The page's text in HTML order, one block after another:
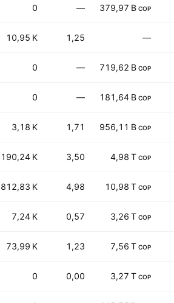
0 — 379,97 B COP
10,95 K 1,25 —
0 — 719,62 B COP
0 — 181,64 B COP
3,18 K 1,71 956,11 B COP
190,24 K 3,50 4,98 T COP
812,83 K 4,98 10,98 T COP
7,24 K 0,57 3,26 T COP
73,99 K 1,23 7,56 T COP
0 0,00 3,27 T COP